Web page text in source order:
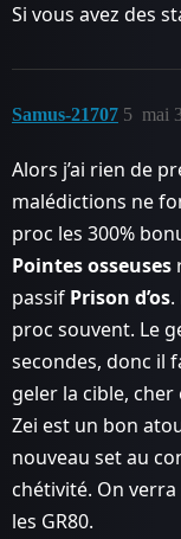
Si vous avez des
Samus-21707 mai
5
Alors j’ai rien de
malédictions ne
proc les 300%
Pointes osseuses
passif Prison d’os
proc souvent. Le
secondes, donc il
geler la cible,
Zei est un bon
nouveau set au
chétivité. On
les GR80.